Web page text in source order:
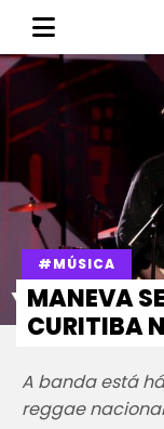
#MÚSICA
MANEVA
CURITIBA
A banda está
reggae nacional